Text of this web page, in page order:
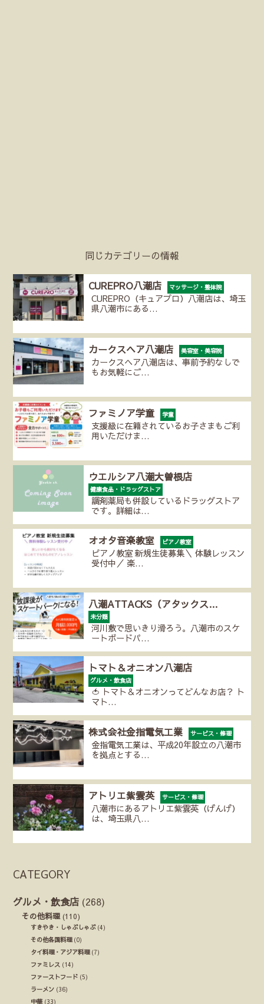
同じカテゴリーの情報
CUREPRO八潮店 マッサージ・整体院
CUREPRO（キュアプロ）八潮店は、埼玉
県八潮市にある…
カークスヘア八潮店 美容室・美容院
カークスヘア八潮店は、事前予約なしで
もお気軽にご…
ファミノア学童 学童
支援級に在籍されているお子さまもご利
用いただけま…
ウエルシア八潮大曽根店
健康食品・ドラッグストア
調剤薬局も併設しているドラッグストア
です。詳細は…
オオタ音楽教室 ピアノ教室
ピアノ教室 新規生徒募集＼ 体験レッスン
受付中／ 楽…
八潮ATTACKS（アタックス…
未分類
河川敷で思いきり滑ろう。八潮市のスケ
ートボードパ…
トマト＆オニオン八潮店
グルメ・飲食店
🍅 トマト＆オニオンってどんなお店？ ト
マト…
株式会社金指電気工業 サービス・修理
金指電気工業は、平成20年設立の八潮市
を拠点とする…
アトリエ紫雲英 サービス・修理
八潮市にあるアトリエ紫雲英（げんげ）
は、埼玉県八…
CATEGORY
グルメ・飲食店 (268)
その他料理 (110)
すきやき・しゃぶしゃぶ(4)
その他各国料理(0)
タイ料理・アジア料理(7)
ファミレス (14)
ファーストフード (5)
ラーメン (36)
中華(33)